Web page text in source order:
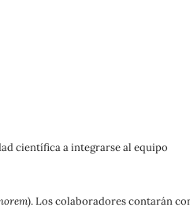
científica a integrarse al equipo
). Los colaboradores contarán